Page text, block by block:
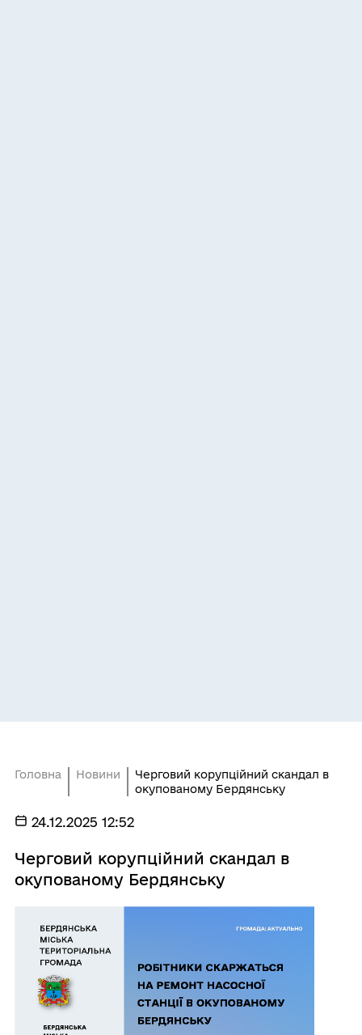
Головна Новини
Черговий корупційний скандал в
окупованому Бердянську
24.12.2025 12:52
Черговий корупційний скандал в
окупованому Бердянську